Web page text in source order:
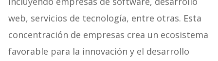
web, servicios de tecnología, entre otras. Esta
concentración de empresas crea un ecosistema
favorable para la innovación y el desarrollo